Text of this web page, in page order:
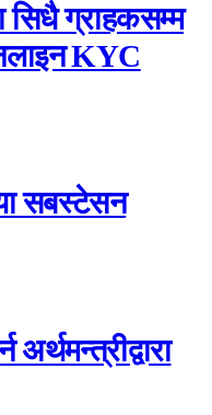
सिधै ग्राहकसम्म
KYC
सबस्टेसन
अर्थमन्त्रीद्वारा